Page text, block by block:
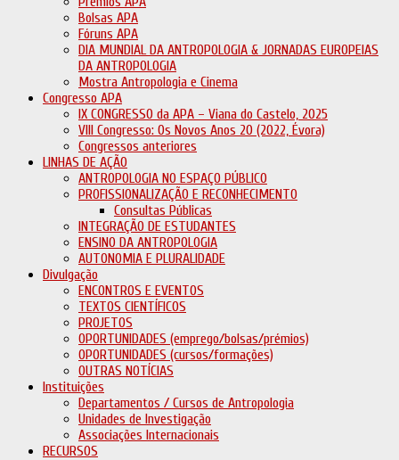
Bolsas APA
Fóruns APA
DIA MUNDIAL DA ANTROPOLOGIA & JORNADAS EUROPEIAS
DA ANTROPOLOGIA
Mostra Antropologia e Cinema
Congresso APA
IX CONGRESSO da APA – Viana do Castelo, 2025
VIII Congresso: Os Novos Anos 20 (2022, Évora)
Congressos anteriores
LINHAS DE AÇÃO
ANTROPOLOGIA NO ESPAÇO PÚBLICO
PROFISSIONALIZAÇÃO E RECONHECIMENTO
Consultas Públicas
INTEGRAÇÃO DE ESTUDANTES
ENSINO DA ANTROPOLOGIA
AUTONOMIA E PLURALIDADE
Divulgação
ENCONTROS E EVENTOS
TEXTOS CIENTÍFICOS
PROJETOS
OPORTUNIDADES (emprego/bolsas/prémios)
OPORTUNIDADES (cursos/formações)
OUTRAS NOTÍCIAS
Instituições
Departamentos / Cursos de Antropologia
Unidades de Investigação
Associações Internacionais
RECURSOS